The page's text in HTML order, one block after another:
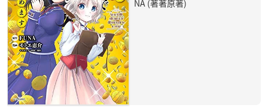
NA (著著原著)